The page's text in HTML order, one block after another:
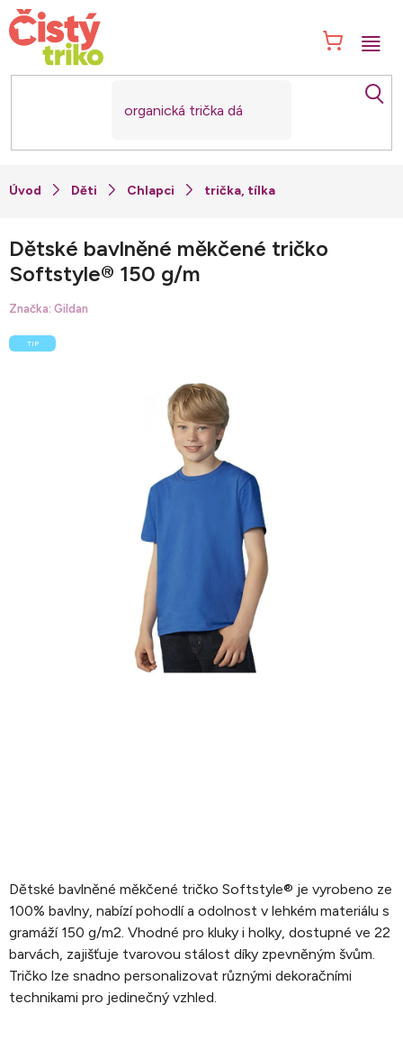
Přejít
na
obsah
Děti Chlapci trička, tílka
Dětské bavlněné měkčené tričko Softstyle® je vyrobeno ze
100% bavlny, nabízí pohodlí a odolnost v lehkém materiálu s
gramáží 150 g/m2. Vhodné pro kluky i holky, dostupné ve 22
barvách, zajišťuje tvarovou stálost díky zpevněným švům.
Tričko lze snadno personalizovat různými dekoračními
technikami pro jedinečný vzhled.
Dětské bavlněné měkčené tričko
Softstyle® 150 g/m
Značka: Gildan
TIP